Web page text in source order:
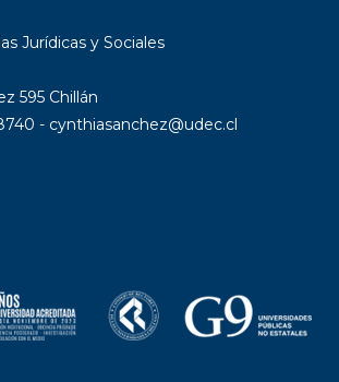
Jurídicas y Sociales
595 Chillán
- cynthiasanchez@udec.cl